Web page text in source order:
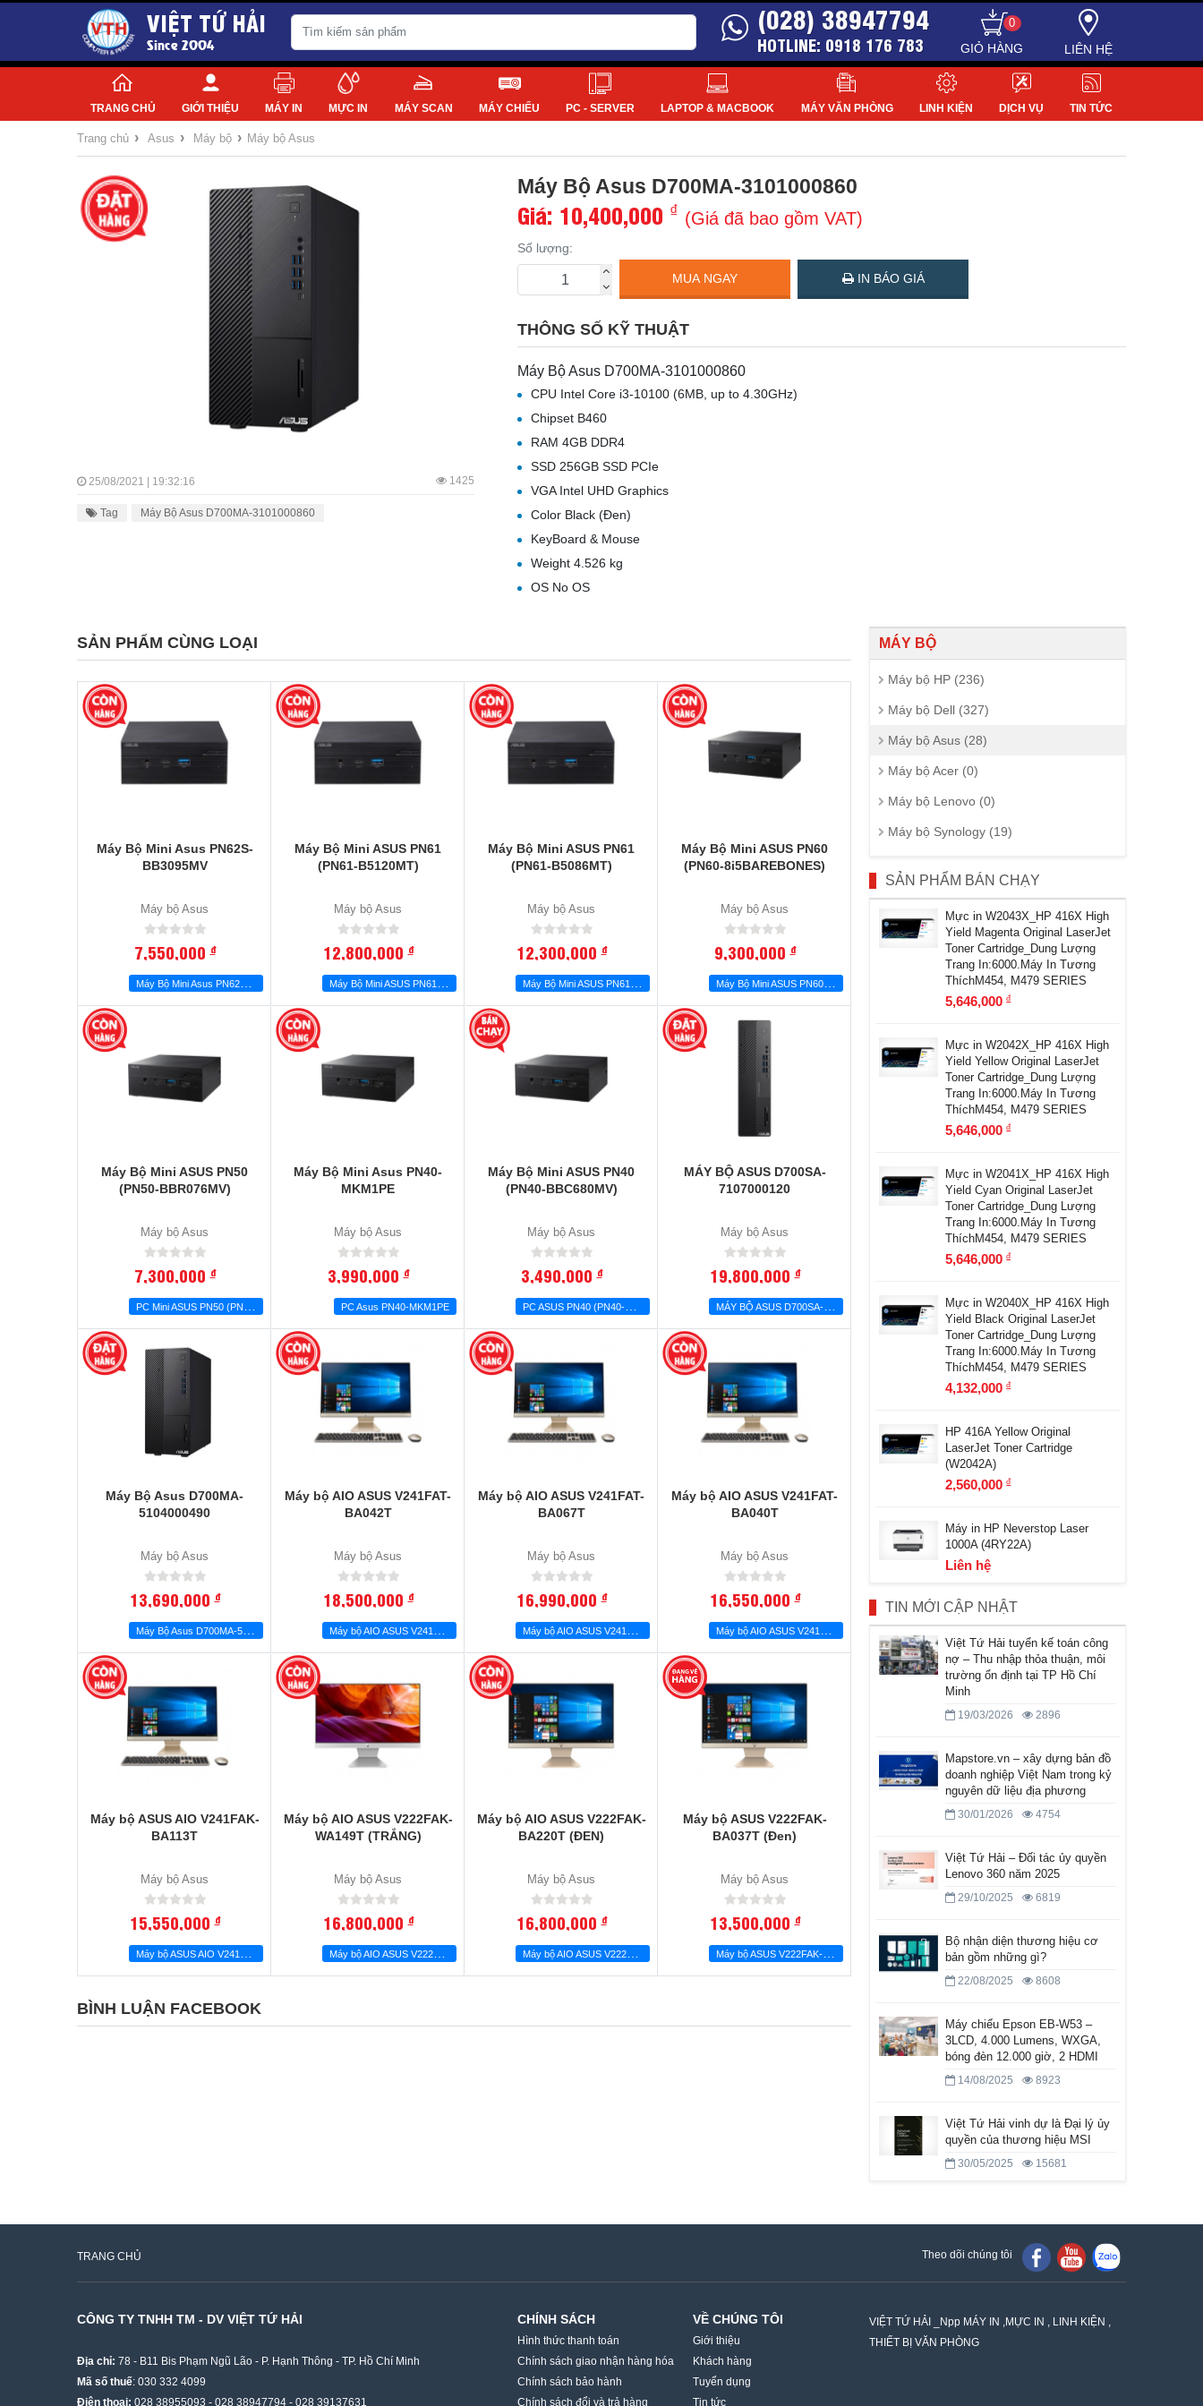
VIỆT TỨ HẢI
Since 2004
0
(028) 38947794
HOTLINE: 0918 176 783 LIÊN HỆ
TRANG CHỦ GIỚI THIỆU MÁY IN MỰC IN MÁY SCAN MÁY CHIẾU PC - SERVER LAPTOP & MACBOOK MÁY VĂN PHÒNG LINH KIỆN DỊCH VỤ TIN TỨC
Trang chủ › Asus › Máy bộ › Máy bộ Asus
25/08/2021 | 19:32:16 1425
Tag Máy Bộ Asus D700MA-3101000860
Máy Bộ Asus D700MA-3101000860
Giá: 10,400,000 ₫ (Giá đã bao gồm VAT)
Số lượng:
MUA NGAY IN BÁO GIÁ
THÔNG SỐ KỸ THUẬT
Máy Bộ Asus D700MA-3101000860
CPU Intel Core i3-10100 (6MB, up to 4.30GHz)
Chipset B460
RAM 4GB DDR4
SSD 256GB SSD PCIe
VGA Intel UHD Graphics
Color Black (Đen)
KeyBoard & Mouse
Weight 4.526 kg
OS No OS
SẢN PHẨM CÙNG LOẠI
Máy Bộ Mini Asus PN62S-
BB3095MV
Máy bộ Asus
7,550,000đ
Máy Bộ Mini ASUS PN61
(PN61-B5120MT)
Máy bộ Asus
12,800,000đ
Máy Bộ Mini ASUS PN61
(PN61-B5086MT)
Máy bộ Asus
12,300,000đ
Máy Bộ Mini ASUS PN60
(PN60-8i5BAREBONES)
Máy bộ Asus
9,300,000đ
Máy Bộ Mini ASUS PN50
(PN50-BBR076MV)
Máy bộ Asus
7,300,000đ
Máy Bộ Mini Asus PN40-
MKM1PE
Máy bộ Asus
3,990,000đ
PC Asus PN40-MKM1PE
Máy Bộ Mini ASUS PN40
(PN40-BBC680MV)
Máy bộ Asus
3,490,000đ
MÁY BỘ ASUS D700SA-
7107000120
Máy bộ Asus
19,800,000đ
Máy Bộ Asus D700MA-
5104000490
Máy bộ Asus
13,690,000đ
Máy bộ AIO ASUS V241FAT-
BA042T
Máy bộ Asus
18,500,000đ
Máy bộ AIO ASUS V241FAT-
BA067T
Máy bộ Asus
16,990,000đ
Máy bộ AIO ASUS V241FAT-
BA040T
Máy bộ Asus
16,550,000đ
Máy bộ ASUS AIO V241FAK-
BA113T
Máy bộ Asus
15,550,000đ
Máy bộ AIO ASUS V222FAK-
WA149T (TRẮNG)
Máy bộ Asus
16,800,000đ
Máy bộ AIO ASUS V222FAK-
BA220T (ĐEN)
Máy bộ Asus
16,800,000đ
Máy bộ ASUS V222FAK-
BA037T (Đen)
Máy bộ Asus
13,500,000đ
BÌNH LUẬN FACEBOOK
MÁY BỘ
Máy bộ HP (236)
Máy bộ Dell (327)
Máy bộ Asus (28)
Máy bộ Acer (0)
Máy bộ Lenovo (0)
Máy bộ Synology (19)
SẢN PHẨM BÁN CHẠY
Mực in W2043X_HP 416X High
Yield Magenta Original LaserJet
Toner Cartridge_Dung Lượng
Trang In:6000.Máy In Tương
ThíchM454, M479 SERIES
5,646,000đ
Mực in W2042X_HP 416X High
Yield Yellow Original LaserJet
Toner Cartridge_Dung Lượng
Trang In:6000.Máy In Tương
ThíchM454, M479 SERIES
5,646,000đ
Mực in W2041X_HP 416X High
Yield Cyan Original LaserJet
Toner Cartridge_Dung Lượng
Trang In:6000.Máy In Tương
ThíchM454, M479 SERIES
5,646,000đ
Mực in W2040X_HP 416X High
Yield Black Original LaserJet
Toner Cartridge_Dung Lượng
Trang In:6000.Máy In Tương
ThíchM454, M479 SERIES
4,132,000đ
HP 416A Yellow Original
LaserJet Toner Cartridge
(W2042A)
2,560,000đ
Máy in HP Neverstop Laser
1000A (4RY22A)
Liên hệ
TIN MỚI CẬP NHẬT
Việt Tứ Hải tuyển kế toán công
nợ – Thu nhập thỏa thuận, môi
trường ổn định tại TP Hồ Chí
Minh
19/03/2026 2896
Mapstore.vn – xây dựng bản đồ
doanh nghiệp Việt Nam trong kỷ
nguyên dữ liệu địa phương
30/01/2026 4754
Việt Tứ Hải – Đối tác ủy quyền
Lenovo 360 năm 2025
29/10/2025 6819
Bộ nhận diện thương hiệu cơ
bản gồm những gì?
22/08/2025 8608
Máy chiếu Epson EB-W53 –
3LCD, 4.000 Lumens, WXGA,
bóng đèn 12.000 giờ, 2 HDMI
14/08/2025 8923
Việt Tứ Hải vinh dự là Đại lý ủy
quyền của thương hiệu MSI
30/05/2025 15681
TRANG CHỦ Theo dõi chúng tôi
CÔNG TY TNHH TM - DV VIỆT TỨ HẢI
Địa chỉ: 78 - B11 Bis Phạm Ngũ Lão - P. Hạnh Thông - TP. Hồ Chí Minh
Mã số thuế: 030 332 4099
Điện thoại: 028 38955093 - 028 38947794 - 028 39137631
CHÍNH SÁCH
Hình thức thanh toán
Chính sách giao nhận hàng hóa
Chính sách bảo hành
Chính sách đổi và trả hàng
VỀ CHÚNG TÔI
Giới thiệu
Khách hàng
Tuyển dụng
Tin tức
VIỆT TỨ HẢI _Npp MÁY IN ,MỰC IN , LINH KIỆN ,
THIẾT BỊ VĂN PHÒNG